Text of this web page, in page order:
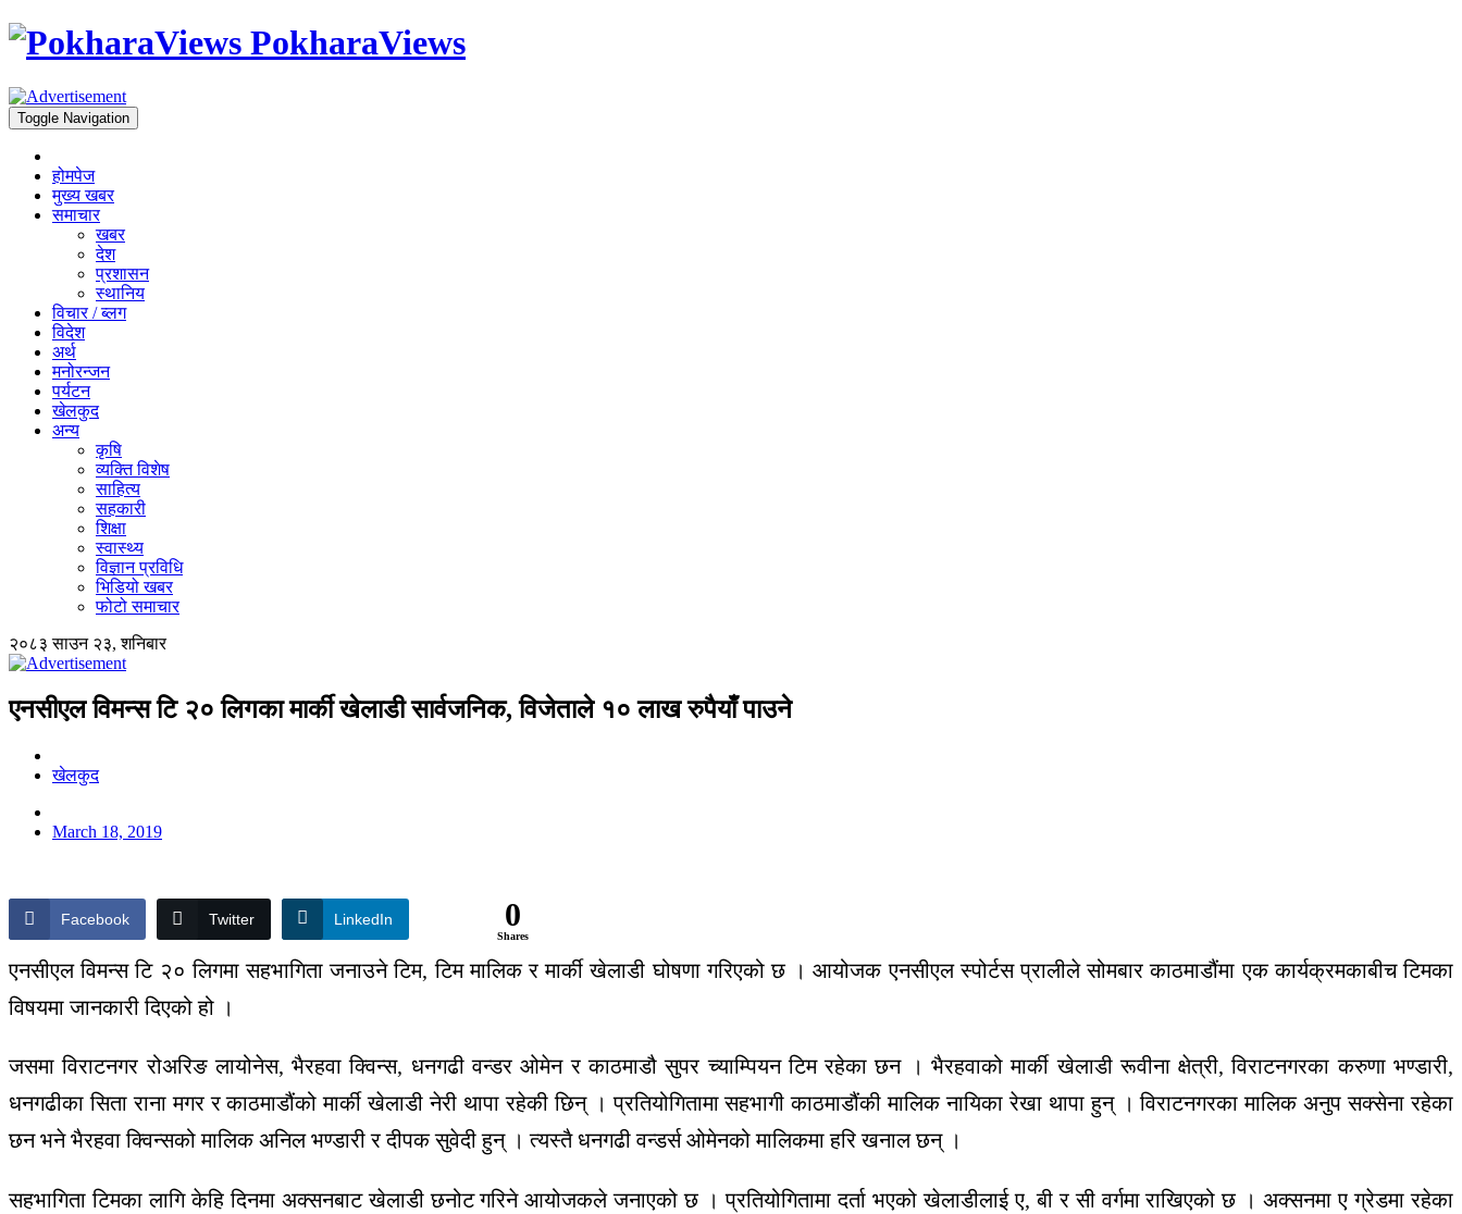
PokharaViews
Toggle Navigation
होमपेज
मुख्य खबर
समाचार
खबर
देश
प्रशासन
स्थानिय
विचार / ब्लग
विदेश
अर्थ
मनोरन्जन
पर्यटन
खेलकुद
अन्य
कृषि
व्यक्ति विशेष
साहित्य
सहकारी
शिक्षा
स्वास्थ्य
विज्ञान प्रविधि
भिडियो खबर
फोटो समाचार
२०८३ साउन २३, शनिबार
एनसीएल विमन्स टि २० लिगका मार्की खेलाडी सार्वजनिक, विजेताले १० लाख रुपैयाँ पाउने
खेलकुद
March 18, 2019
Facebook Twitter LinkedIn 0
Shares
एनसीएल विमन्स टि २० लिगमा सहभागिता जनाउने टिम, टिम मालिक र मार्की खेलाडी घोषणा गरिएको छ । आयोजक एनसीएल स्पोर्टस प्रालीले सोमबार काठमाडौंमा एक कार्यक्रमकाबीच टिमका
विषयमा जानकारी दिएको हो ।
जसमा विराटनगर रोअरिङ लायोनेस, भैरहवा क्विन्स, धनगढी वन्डर ओमेन र काठमाडौ सुपर च्याम्पियन टिम रहेका छन । भैरहवाको मार्की खेलाडी रूवीना क्षेत्री, विराटनगरका करुणा भण्डारी,
धनगढीका सिता राना मगर र काठमाडौंको मार्की खेलाडी नेरी थापा रहेकी छिन् । प्रतियोगितामा सहभागी काठमाडौंकी मालिक नायिका रेखा थापा हुन् । विराटनगरका मालिक अनुप सक्सेना रहेका
छन भने भैरहवा क्विन्सको मालिक अनिल भण्डारी र दीपक सुवेदी हुन् । त्यस्तै धनगढी वन्डर्स ओमेनको मालिकमा हरि खनाल छन् ।
सहभागिता टिमका लागि केहि दिनमा अक्सनबाट खेलाडी छनोट गरिने आयोजकले जनाएको छ । प्रतियोगितामा दर्ता भएको खेलाडीलाई ए, बी र सी वर्गमा राखिएको छ । अक्सनमा ए ग्रेडमा रहेका